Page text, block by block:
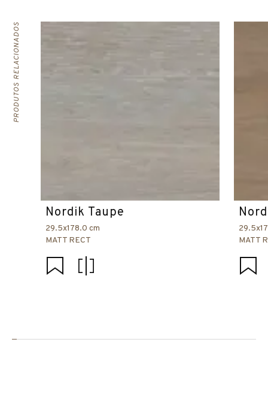
PRODUTOS RELACIONADOS
Nordik Taupe
29.5x178.0 cm
MATT RECT
MATT